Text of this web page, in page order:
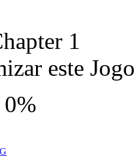
1
este
0%